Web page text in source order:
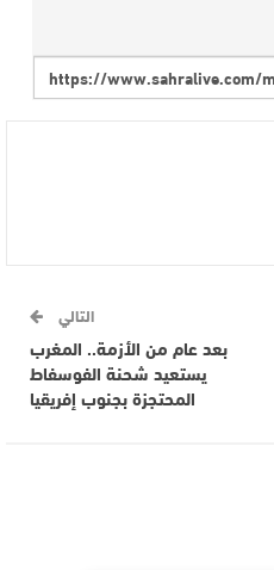
التالي
بعد عام من الأزمة.. المغرب
يستعيد شحنة الفوسفاط
المحتجزة بجنوب إفريقيا